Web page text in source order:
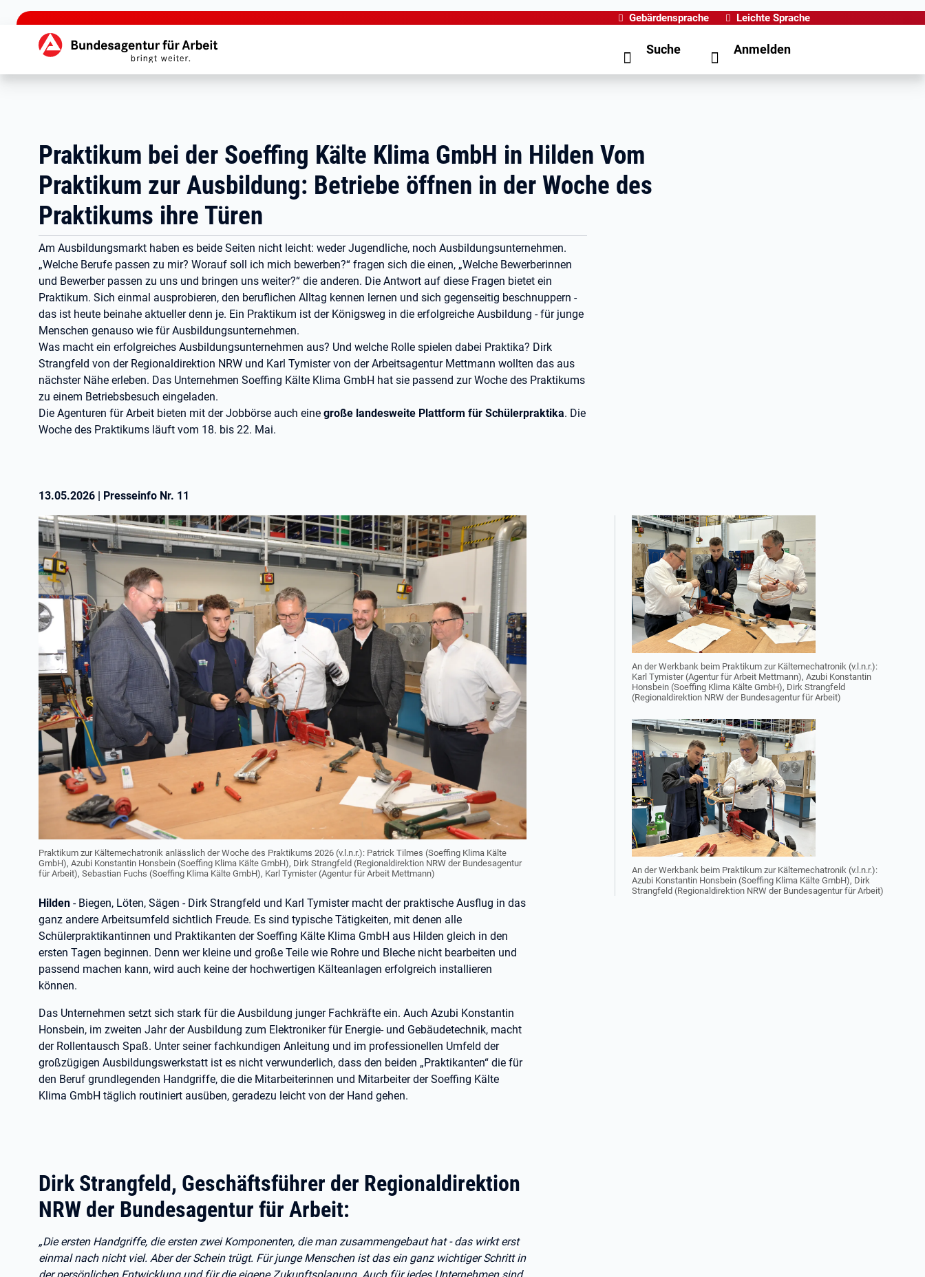
zu den Hauptinhalten springen
Gebärdensprache Leichte Sprache
Hauptnavigation Suche Anmelden
Praktikum bei der Soeffing Kälte Klima GmbH in Hilden Vom
Praktikum zur Ausbildung: Betriebe öffnen in der Woche des
Praktikums ihre Türen
Am Ausbildungsmarkt haben es beide Seiten nicht leicht: weder Jugendliche, noch Ausbildungsunternehmen.
„Welche Berufe passen zu mir? Worauf soll ich mich bewerben?“ fragen sich die einen, „Welche Bewerberinnen
und Bewerber passen zu uns und bringen uns weiter?“ die anderen. Die Antwort auf diese Fragen bietet ein
Praktikum. Sich einmal ausprobieren, den beruflichen Alltag kennen lernen und sich gegenseitig beschnuppern -
das ist heute beinahe aktueller denn je. Ein Praktikum ist der Königsweg in die erfolgreiche Ausbildung - für junge
Menschen genauso wie für Ausbildungsunternehmen.
Was macht ein erfolgreiches Ausbildungsunternehmen aus? Und welche Rolle spielen dabei Praktika? Dirk
Strangfeld von der Regionaldirektion NRW und Karl Tymister von der Arbeitsagentur Mettmann wollten das aus
nächster Nähe erleben. Das Unternehmen Soeffing Kälte Klima GmbH hat sie passend zur Woche des Praktikums
zu einem Betriebsbesuch eingeladen.
Die Agenturen für Arbeit bieten mit der Jobbörse auch eine große landesweite Plattform für Schülerpraktika. Die
Woche des Praktikums läuft vom 18. bis 22. Mai.
13.05.2026 | Presseinfo Nr. 11
Praktikum zur Kältemechatronik anlässlich der Woche des Praktikums 2026 (v.l.n.r.): Patrick Tilmes (Soeffing Klima Kälte
GmbH), Azubi Konstantin Honsbein (Soeffing Klima Kälte GmbH), Dirk Strangfeld (Regionaldirektion NRW der Bundesagentur
für Arbeit), Sebastian Fuchs (Soeffing Klima Kälte GmbH), Karl Tymister (Agentur für Arbeit Mettmann)
Hilden - Biegen, Löten, Sägen - Dirk Strangfeld und Karl Tymister macht der praktische Ausflug in das
ganz andere Arbeitsumfeld sichtlich Freude. Es sind typische Tätigkeiten, mit denen alle
Schülerpraktikantinnen und Praktikanten der Soeffing Kälte Klima GmbH aus Hilden gleich in den
ersten Tagen beginnen. Denn wer kleine und große Teile wie Rohre und Bleche nicht bearbeiten und
passend machen kann, wird auch keine der hochwertigen Kälteanlagen erfolgreich installieren
können.
Das Unternehmen setzt sich stark für die Ausbildung junger Fachkräfte ein. Auch Azubi Konstantin
Honsbein, im zweiten Jahr der Ausbildung zum Elektroniker für Energie- und Gebäudetechnik, macht
der Rollentausch Spaß. Unter seiner fachkundigen Anleitung und im professionellen Umfeld der
großzügigen Ausbildungswerkstatt ist es nicht verwunderlich, dass den beiden „Praktikanten“ die für
den Beruf grundlegenden Handgriffe, die die Mitarbeiterinnen und Mitarbeiter der Soeffing Kälte
Klima GmbH täglich routiniert ausüben, geradezu leicht von der Hand gehen.
Dirk Strangfeld, Geschäftsführer der Regionaldirektion
NRW der Bundesagentur für Arbeit:
„Die ersten Handgriffe, die ersten zwei Komponenten, die man zusammengebaut hat - das wirkt erst
einmal nach nicht viel. Aber der Schein trügt. Für junge Menschen ist das ein ganz wichtiger Schritt in
der persönlichen Entwicklung und für die eigene Zukunftsplanung. Auch für jedes Unternehmen sind
An der Werkbank beim Praktikum zur Kältemechatronik (v.l.n.r.):
Karl Tymister (Agentur für Arbeit Mettmann), Azubi Konstantin
Honsbein (Soeffing Klima Kälte GmbH), Dirk Strangfeld
(Regionaldirektion NRW der Bundesagentur für Arbeit)
An der Werkbank beim Praktikum zur Kältemechatronik (v.l.n.r.):
Azubi Konstantin Honsbein (Soeffing Klima Kälte GmbH), Dirk
Strangfeld (Regionaldirektion NRW der Bundesagentur für Arbeit)